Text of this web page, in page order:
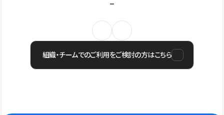
組織・チームでのご利用をご検討の方はこちら